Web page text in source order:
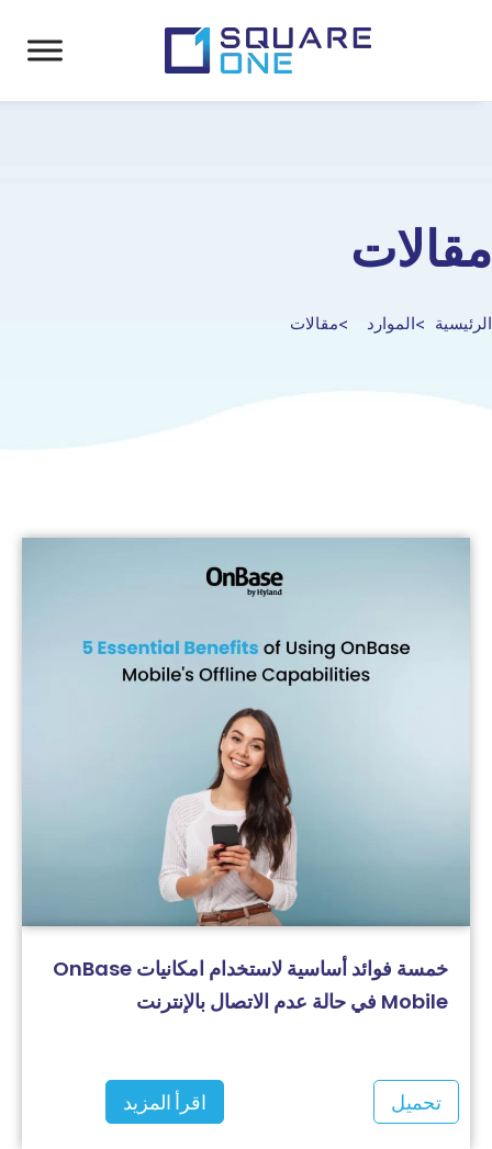
مقالات
الرئيسية الموارد مقالات
خمسة فوائد أساسية لاستخدام امكانيات OnBase
Mobile في حالة عدم الاتصال بالإنترنت
تحميل اقرأ المزيد